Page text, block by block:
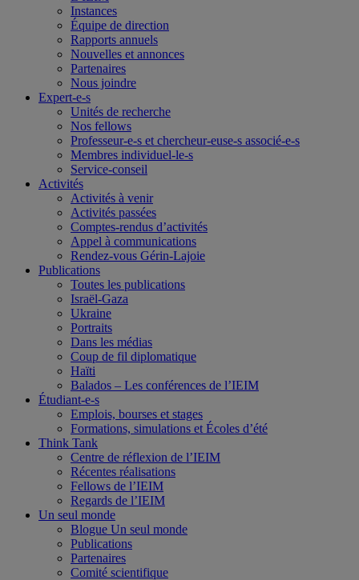
Instances
Équipe de direction
Rapports annuels
Nouvelles et annonces
Partenaires
Nous joindre
Expert-e-s
Unités de recherche
Nos fellows
Professeur-e-s et chercheur-euse-s associé-e-s
Membres individuel-le-s
Service-conseil
Activités
Activités à venir
Activités passées
Comptes-rendus d’activités
Appel à communications
Rendez-vous Gérin-Lajoie
Publications
Toutes les publications
Israël-Gaza
Ukraine
Portraits
Dans les médias
Coup de fil diplomatique
Haïti
Balados – Les conférences de l’IEIM
Étudiant-e-s
Emplois, bourses et stages
Formations, simulations et Écoles d’été
Think Tank
Centre de réflexion de l’IEIM
Récentes réalisations
Fellows de l’IEIM
Regards de l’IEIM
Un seul monde
Blogue Un seul monde
Publications
Partenaires
Comité scientifique